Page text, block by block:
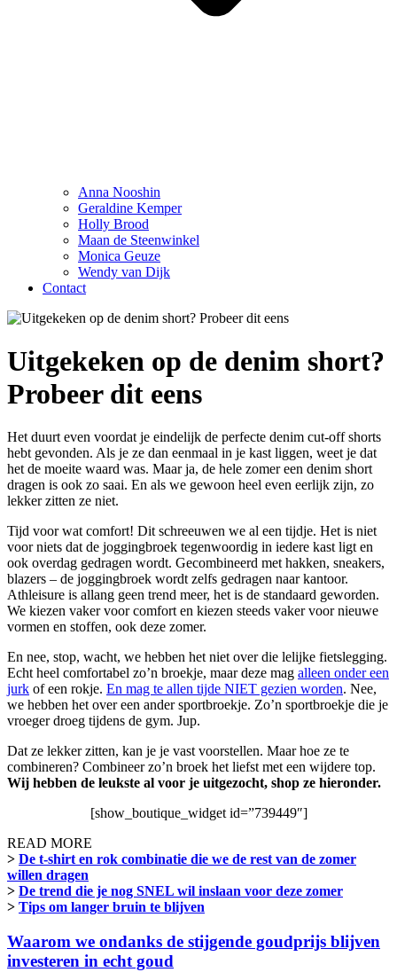
Anna Nooshin
Geraldine Kemper
Holly Brood
Maan de Steenwinkel
Monica Geuze
Wendy van Dijk
Contact
Uitgekeken op de denim short?
Probeer dit eens
Het duurt even voordat je eindelijk de perfecte denim cut-off shorts
hebt gevonden. Als je ze dan eenmaal in je kast liggen, weet je dat
het de moeite waard was. Maar ja, de hele zomer een denim short
dragen is ook zo saai. En als we gewoon heel even eerlijk zijn, zo
lekker zitten ze niet.
Tijd voor wat comfort! Dit schreeuwen we al een tijdje. Het is niet
voor niets dat de joggingbroek tegenwoordig in iedere kast ligt en
ook overdag gedragen wordt. Gecombineerd met hakken, sneakers,
blazers – de joggingbroek wordt zelfs gedragen naar kantoor.
Athleisure is allang geen trend meer, het is de standaard geworden.
We kiezen vaker voor comfort en kiezen steeds vaker voor nieuwe
vormen en stoffen, ook deze zomer.
En nee, stop, wacht, we hebben het niet over die lelijke fietslegging.
Echt heel comfortabel zo’n broekje, maar deze mag alleen onder een
jurk of een rokje. En mag te allen tijde NIET gezien worden. Nee,
we hebben het over een ander sportbroekje. Zo’n sportbroekje die je
vroeger droeg tijdens de gym. Jup.
Dat ze lekker zitten, kan je je vast voorstellen. Maar hoe ze te
combineren? Combineer zo’n broek het liefst met een wijdere top.
Wij hebben de leukste al voor je uitgezocht, shop ze hieronder.
[show_boutique_widget id=”739449″]
READ MORE
> De t-shirt en rok combinatie die we de rest van de zomer
willen dragen
> De trend die je nog SNEL wil inslaan voor deze zomer
> Tips om langer bruin te blijven
Waarom we ondanks de stijgende goudprijs blijven
investeren in echt goud